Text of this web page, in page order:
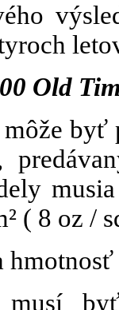
Old
byť
( 8 oz /
musí